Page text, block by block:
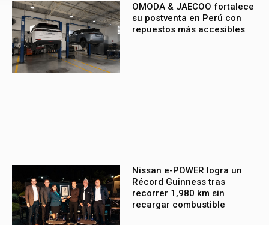
OMODA & JAECOO fortalece
su postventa en Perú con
repuestos más accesibles
Nissan e-POWER logra un
Récord Guinness tras
recorrer 1,980 km sin
recargar combustible